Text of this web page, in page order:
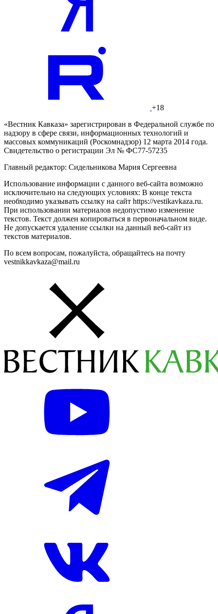
+18
«Вестник Кавказа» зарегистрирован в Федеральной службе по
надзору в сфере связи, информационных технологий и
массовых коммуникаций (Роскомнадзор) 12 марта 2014 года.
Свидетельство о регистрации Эл № ФС77-57235
Главный редактор: Сидельникова Мария Сергеевна
Использование информации с данного веб-сайта возможно
исключительно на следующих условиях: В конце текста
необходимо указывать ссылку на сайт https://vestikavkaza.ru.
При использовании материалов недопустимо изменение
текстов. Текст должен копироваться в первоначальном виде.
Не допускается удаление ссылки на данный веб-сайт из
текстов материалов.
По всем вопросам, пожалуйста, обращайтесь на почту
vestnikkavkaza@mail.ru